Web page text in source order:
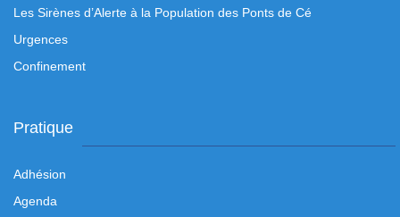
Les Sirènes d’Alerte à la Population des Ponts de Cé
Urgences
Confinement
Pratique
Adhésion
Agenda